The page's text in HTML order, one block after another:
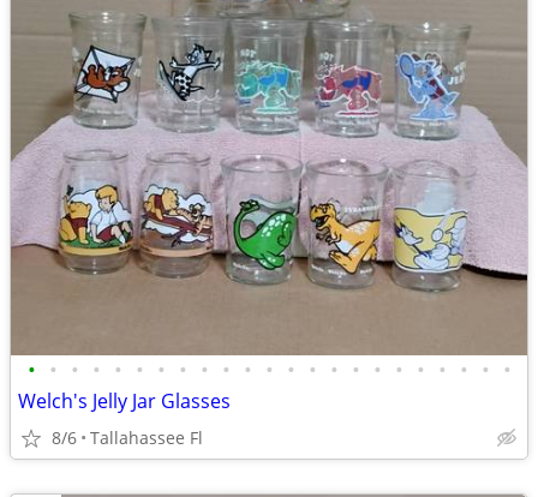
• • • • • • • • • • • • • • • • • • • • • • •
Welch's Jelly Jar Glasses
8/6 Tallahassee Fl